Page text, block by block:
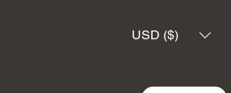
USD ($)